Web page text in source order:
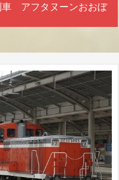
車 アフタヌーンおおぼ